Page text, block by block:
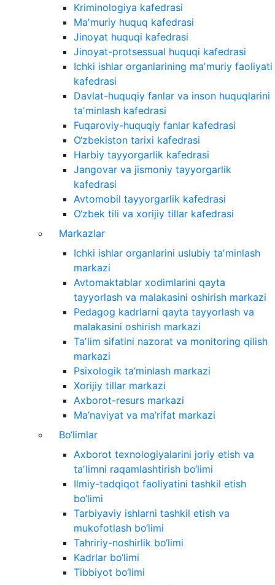
Kriminologiya kafedrasi
Maʼmuriy huquq kafedrasi
Jinoyat huquqi kafedrasi
Jinoyat-protsessual huquqi kafedrasi
Ichki ishlar organlarining maʼmuriy faoliyati
kafedrasi
Davlat-huquqiy fanlar va inson huquqlarini
taʼminlash kafedrasi
Fuqaroviy-huquqiy fanlar kafedrasi
O‘zbekiston tarixi kafedrasi
Harbiy tayyorgarlik kafedrasi
Jangovar va jismoniy tayyorgarlik
kafedrasi
Avtomobil tayyorgarlik kafedrasi
O‘zbek tili va xorijiy tillar kafedrasi
Markazlar
Ichki ishlar organlarini uslubiy taʼminlash
markazi
Avtomaktablar xodimlarini qayta
tayyorlash va malakasini oshirish markazi
Pedagog kadrlarni qayta tayyorlash va
malakasini oshirish markazi
Taʼlim sifatini nazorat va monitoring qilish
markazi
Psixologik ta’minlash markazi
Xorijiy tillar markazi
Axborot-resurs markazi
Ma’naviyat va ma’rifat markazi
Bo‘limlar
Axborot texnologiyalarini joriy etish va
taʼlimni raqamlashtirish bo‘limi
Ilmiy-tadqiqot faoliyatini tashkil etish
bo‘limi
Tarbiyaviy ishlarni tashkil etish va
mukofotlash bo‘limi
Tahririy-noshirlik bo‘limi
Kadrlar bo‘limi
Tibbiyot bo‘limi